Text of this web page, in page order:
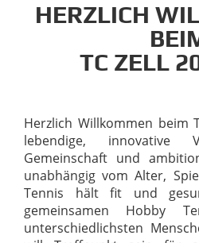
HERZLICH
TC ZELL
Herzlich Willkommen beim
lebendige,
innovative
Gemeinschaft und
unabhängig vom Alter,
Tennis
hält fit und
gemeinsamen
Hobby
unterschiedlichsten